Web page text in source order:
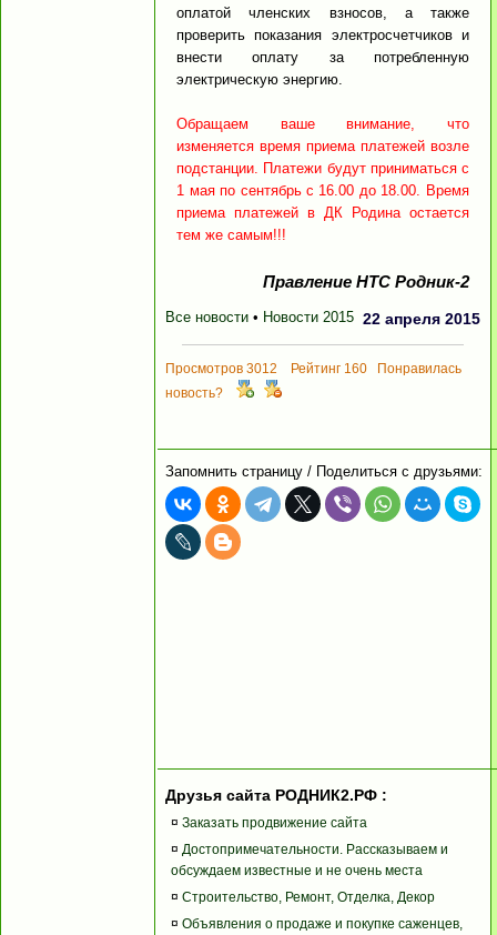
оплатой членских взносов, а также
проверить показания электросчетчиков и
внести оплату за потребленную
электрическую энергию.
Обращаем ваше внимание, что
изменяется время приема платежей возле
подстанции. Платежи будут приниматься с
1 мая по сентябрь с 16.00 до 18.00. Время
приема платежей в ДК Родина остается
тем же самым!!!
Правление НТС Родник-2
Все новости • Новости 2015 22 апреля 2015
Просмотров 3012 Рейтинг 160 Понравилась
новость?
Запомнить страницу / Поделиться с друзьями:
Друзья сайта РОДНИК2.РФ :
¤ Заказать продвижение сайта
¤ Достопримечательности. Рассказываем и
обсуждаем известные и не очень места
¤ Строительство, Ремонт, Отделка, Декор
¤ Объявления о продаже и покупке саженцев,